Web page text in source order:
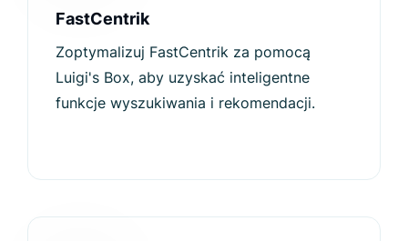
FastCentrik
Zoptymalizuj FastCentrik za pomocą
Luigi's Box, aby uzyskać inteligentne
funkcje wyszukiwania i rekomendacji.